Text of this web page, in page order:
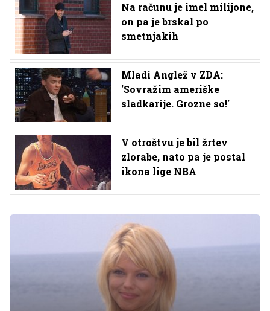
Na računu je imel milijone,
on pa je brskal po
smetnjakih
Mladi Anglež v ZDA:
'Sovražim ameriške
sladkarije. Grozne so!'
V otroštvu je bil žrtev
zlorabe, nato pa je postal
ikona lige NBA